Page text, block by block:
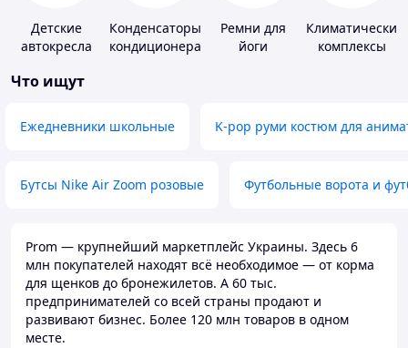
Детские
автокресла
Конденсаторы
кондиционера
Ремни для
йоги
Климатические
комплексы
Что ищут
Ежедневники школьные K-pop руми костюм для
Бутсы Nike Air Zoom розовые Футбольные ворота и
Prom — крупнейший маркетплейс Украины. Здесь 6
млн покупателей находят всё необходимое — от корма
для щенков до бронежилетов. А 60 тыс.
предпринимателей со всей страны продают и
развивают бизнес. Более 120 млн товаров в одном
месте.